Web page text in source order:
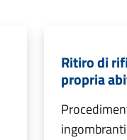
Ritiro di
propria